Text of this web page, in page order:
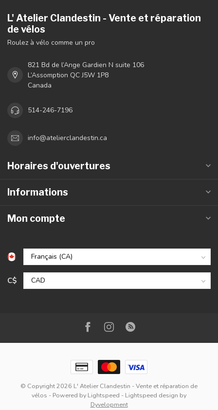
L' Atelier Clandestin - Vente et réparation
de vélos
Roulez à vélo comme un pro
821 Bd de l’Ange Gardien N suite 106
L’Assomption QC J5W 1P8
Canada
514-246-7196
info@atelierclandestin.ca
Horaires d'ouvertures
Informations
Mon compte
C$
© Copyright 2026 L' Atelier Clandestin - Vente et réparation de
vélos - Powered by Lightspeed - Lightspeed design by
Dyvelopment